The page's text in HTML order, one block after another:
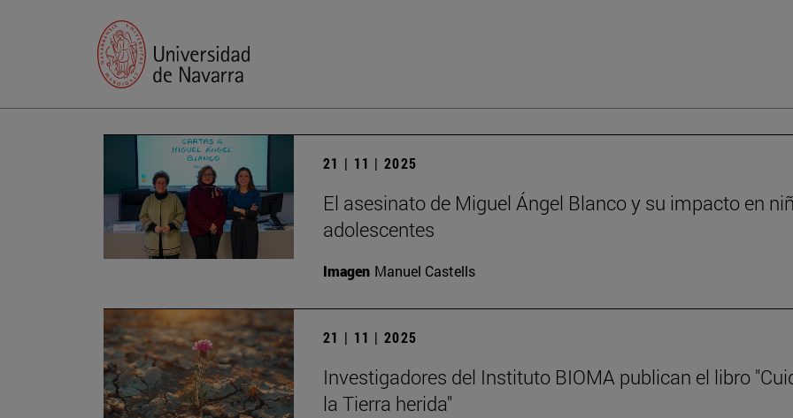
21 | 11 | 2025
El asesinato de Miguel Ángel Blanco y su impacto en
adolescentes
Imagen Manuel Castells
21 | 11 | 2025
Investigadores del Instituto BIOMA publican el libro
la Tierra herida"